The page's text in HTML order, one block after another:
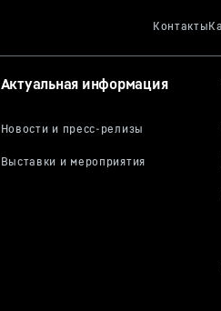
Актуальная информация